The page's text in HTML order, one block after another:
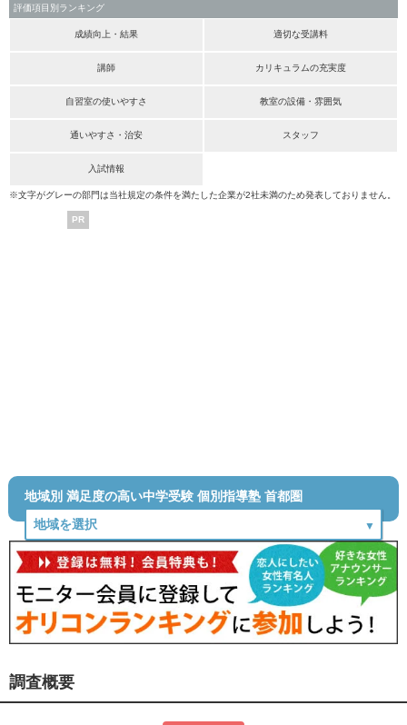
評価項目別ランキング
成績向上・結果 適切な受講料
講師 カリキュラムの充実度
自習室の使いやすさ 教室の設備・雰囲気
通いやすさ・治安 スタッフ
入試情報
※文字がグレーの部門は当社規定の条件を満たした企業が2社未満のため発表しておりません。
PR
地域別 満足度の高い中学受験 個別指導塾 首都圏
調査概要